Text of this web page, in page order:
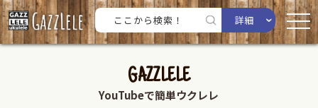
詳細
GAZZLELE
YouTubeで簡単ウクレレ